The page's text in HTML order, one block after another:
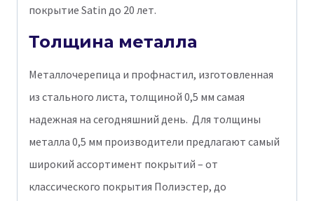
покрытие Satin до 20 лет.
Толщина металла
Металлочерепица и профнастил, изготовленная
из стального листа, толщиной 0,5 мм самая
надежная на сегодняшний день. Для толщины
металла 0,5 мм производители предлагают самый
широкий ассортимент покрытий – от
классического покрытия Полиэстер, до